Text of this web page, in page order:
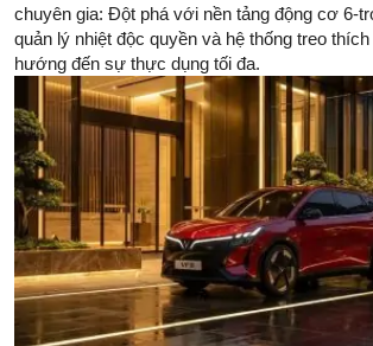
chuyên gia: Đột phá với nền tảng động cơ 6-
quản lý nhiệt độc quyền và hệ thống treo
hướng đến sự thực dụng tối đa.